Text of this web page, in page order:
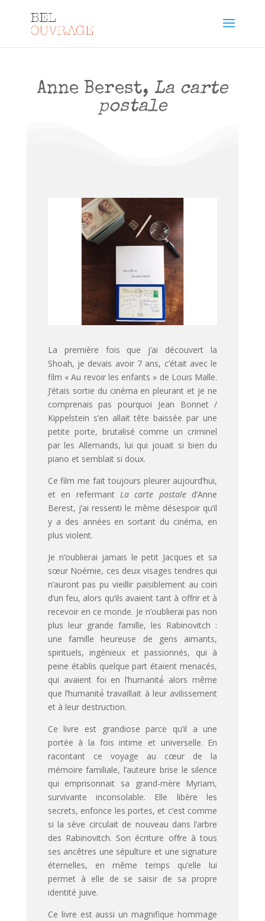
Anne Berest, La carte
postale
La première fois que j’ai découvert la
Shoah, je devais avoir 7 ans, c’était avec le
film « Au revoir les enfants » de Louis Malle.
J’étais sortie du cinéma en pleurant et je ne
comprenais pas pourquoi Jean Bonnet /
Kippelstein s’en allait tête baissée par une
petite porte, brutalisé comme un criminel
par les Allemands, lui qui jouait si bien du
piano et semblait si doux.
Ce film me fait toujours pleurer aujourd’hui,
et en refermant La carte postaled’Anne
Berest, j’ai ressenti le même désespoir qu’il
y a des années en sortant du cinéma, en
plus violent.
Je n’oublierai jamais le petit Jacques et sa
sœur Noémie, ces deux visages tendres qui
n’auront pas pu vieillir paisiblement au coin
d’un feu, alors qu’ils avaient tant à offrir et à
recevoir en ce monde. Je n’oublierai pas non
plus leur grande famille, les Rabinovitch :
une famille heureuse de gens aimants,
spirituels, ingénieux et passionnés, qui à
peine établis quelque part étaient menacés,
qui avaient foi en l’humanité́ alors même
que l’humanité́ travaillait à leur avilissement
et à leur destruction.
Ce livre est grandiose parce qu’il a une
portée à la fois intime et universelle. En
racontant ce voyage au cœur de la
mémoire familiale, l’auteure brise le silence
qui emprisonnait sa grand-mère Myriam,
survivante inconsolable. Elle libère les
secrets, enfonce les portes, et c’est comme
si la sève circulait de nouveau dans l’arbre
des Rabinovitch. Son écriture offre à tous
ses ancêtres une sépulture et une signature
éternelles, en même temps qu’elle lui
permet à elle de se saisir de sa propre
identité juive.
Ce livre est aussi un magnifique hommage